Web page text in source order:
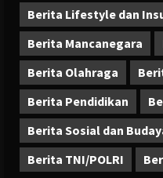
Berita Lifestyle dan
Berita Mancanegara
Berita Olahraga
Berita Pendidikan
Berita Sosial dan
Berita TNI/POLRI